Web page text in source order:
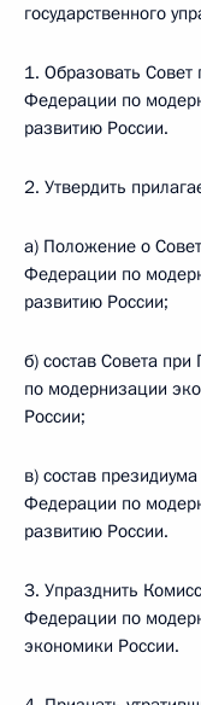
государственного
1. Образовать Совет
Федерации по
развитию России.
2. Утвердить
а) Положение о
Федерации по
развитию России;
б) состав Совета
по модернизации
России;
в) состав
Федерации по
развитию России.
3. Упразднить
Федерации по
экономики России.